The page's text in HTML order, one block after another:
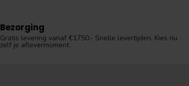
Bezorging
Gratis levering vanaf €1750,- Snelle levertijden. Kies nu
zelf je aflevermoment.